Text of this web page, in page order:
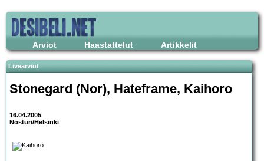
Arviot Haastattelut Artikkelit
Livearviot
Stonegard (Nor), Hateframe, Kaihoro
16.04.2005
Nosturi/Helsinki